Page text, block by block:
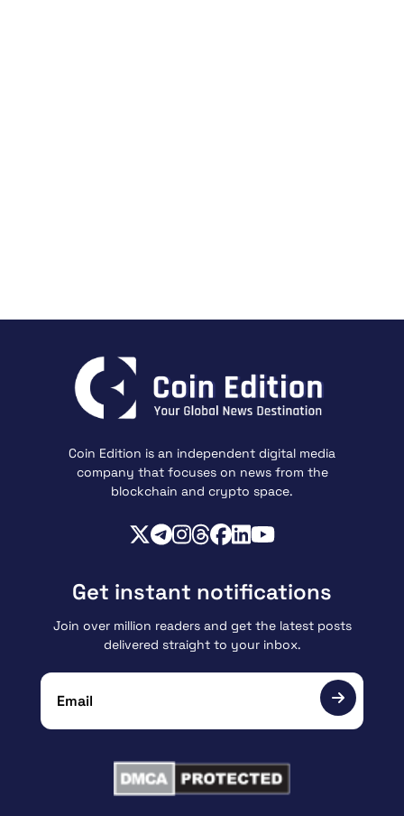
Coin Edition is an independent digital media
company that focuses on news from the
blockchain and crypto space.
Get instant notifications
Join over million readers and get the latest posts
delivered straight to your inbox.